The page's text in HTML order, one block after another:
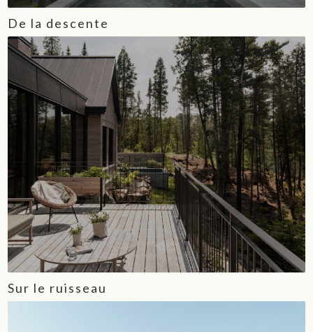
De la descente
Sur le ruisseau